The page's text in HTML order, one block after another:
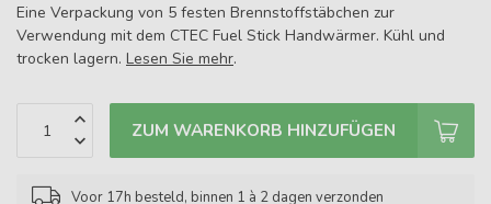
Eine Verpackung von 5 festen Brennstoffstäbchen zur
Verwendung mit dem CTEC Fuel Stick Handwärmer. Kühl und
trocken lagern. Lesen Sie mehr.
ZUM WARENKORB HINZUFÜGEN
Voor 17h besteld, binnen 1 à 2 dagen verzonden